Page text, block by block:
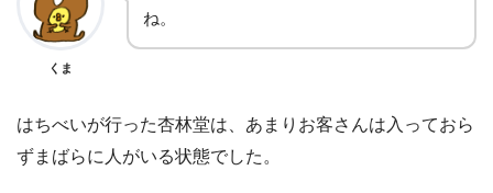
くま
ね。
はちべいが行った杏林堂は、あまりお客さんは入っておら
ずまばらに人がいる状態でした。